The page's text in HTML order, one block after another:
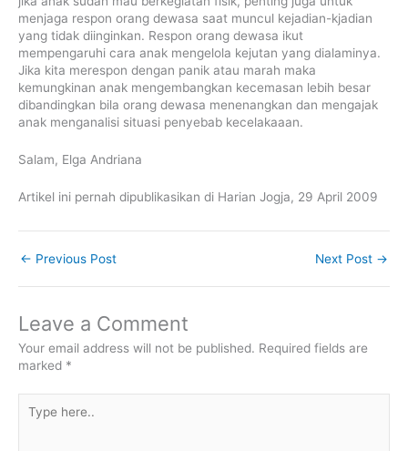
menjaga respon orang dewasa saat muncul kejadian-kjadian
yang tidak diinginkan. Respon orang dewasa ikut
mempengaruhi cara anak mengelola kejutan yang dialaminya.
Jika kita merespon dengan panik atau marah maka
kemungkinan anak mengembangkan kecemasan lebih besar
dibandingkan bila orang dewasa menenangkan dan mengajak
anak menganalisi situasi penyebab kecelakaaan.
Salam, Elga Andriana
Artikel ini pernah dipublikasikan di Harian Jogja, 29 April 2009
← Previous Post Next Post →
Leave a Comment
Your email address will not be published. Required fields are
marked *
here..